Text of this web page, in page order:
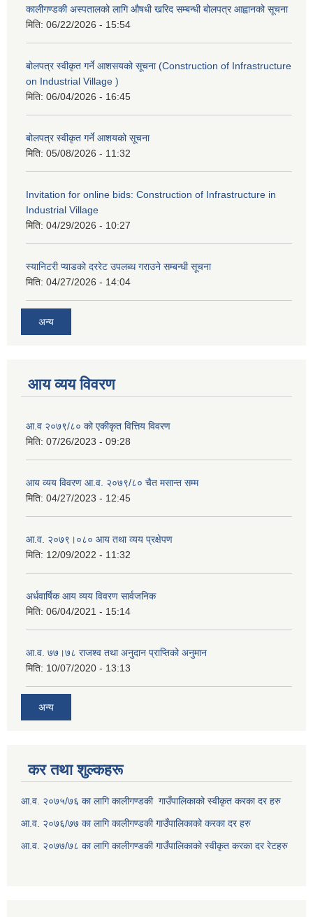
कालीगण्डकी अस्पतालको लागि औषधी खरिद सम्बन्धी बोलपत्र आह्वानको सूचना
मिति: 06/22/2026 - 15:54
बोलपत्र स्वीकृत गर्ने आशसयको सूचना (Construction of Infrastructure
on Industrial Village )
मिति: 06/04/2026 - 16:45
बोलपत्र स्वीकृत गर्ने आशयको सूचना
मिति: 05/08/2026 - 11:32
Invitation for online bids: Construction of Infrastructure in
Industrial Village
मिति: 04/29/2026 - 10:27
स्यानिटरी प्याडको दररेट उपलब्ध गराउने सम्बन्धी सूचना
मिति: 04/27/2026 - 14:04
अन्य
आय व्यय विवरण
आ.व २०७९/८० को एकीकृत वित्तिय विवरण
मिति: 07/26/2023 - 09:28
आय व्यय विवरण आ.व. २०७९/८० चैत मसान्त सम्म
मिति: 04/27/2023 - 12:45
आ.व. २०७९।०८० आय तथा व्यय प्रक्षेपण
मिति: 12/09/2022 - 11:32
अर्धवार्षिक आय व्यय विवरण सार्वजनिक
मिति: 06/04/2021 - 15:14
आ.व. ७७।७८ राजश्व तथा अनुदान प्राप्तिको अनुमान
मिति: 10/07/2020 - 13:13
अन्य
कर तथा शुल्कहरू
आ.व. २०७५/७६ का लागि कालीगण्डकी गाउँपालिकाको स्वीकृत करका दर हरु
आ.व. २०७६/७७ का लागि कालीगण्डकी गाउँपालिकाको करका दर हरु
आ.व. २०७७/७८ का लागि कालीगण्डकी गाउँपालिकाको स्वीकृत करका दर रेटहरु